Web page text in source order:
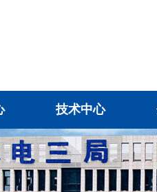
技术中心